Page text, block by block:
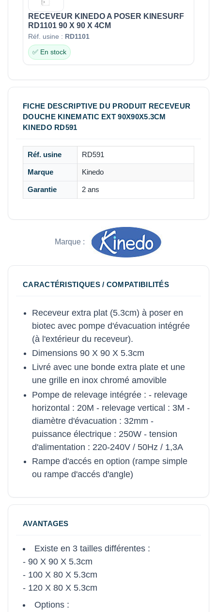
RECEVEUR KINEDO A POSER KINESURF
RD1101 90 X 90 X 4CM
Réf. usine : RD1101
✅ En stock
FICHE DESCRIPTIVE DU PRODUIT RECEVEUR
DOUCHE KINEMATIC EXT 90X90X5.3CM
KINEDO RD591
Réf. usine RD591
Marque Kinedo
Garantie 2 ans
Marque :
CARACTÉRISTIQUES / COMPATIBILITÉS
Receveur extra plat (5.3cm) à poser en
biotec avec pompe d'évacuation intégrée
(à l'extérieur du receveur).
Dimensions 90 X 90 X 5.3cm
Livré avec une bonde extra plate et une
une grille en inox chromé amovible
Pompe de relevage intégrée : - relevage
horizontal : 20M - relevage vertical : 3M -
diamètre d'évacuation : 32mm -
puissance électrique : 250W - tension
d'alimentation : 220-240V / 50Hz / 1,3A
Rampe d'accés en option (rampe simple
ou rampe d'accés d'angle)
AVANTAGES
Existe en 3 tailles différentes :
- 90 X 90 X 5.3cm
- 100 X 80 X 5.3cm
- 120 X 80 X 5.3cm
Options :